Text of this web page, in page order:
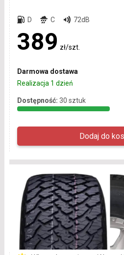
D C 72dB
389 zł/szt.
Darmowa dostawa
Realizacja 1 dzień
Dostępność: 30 sztuk